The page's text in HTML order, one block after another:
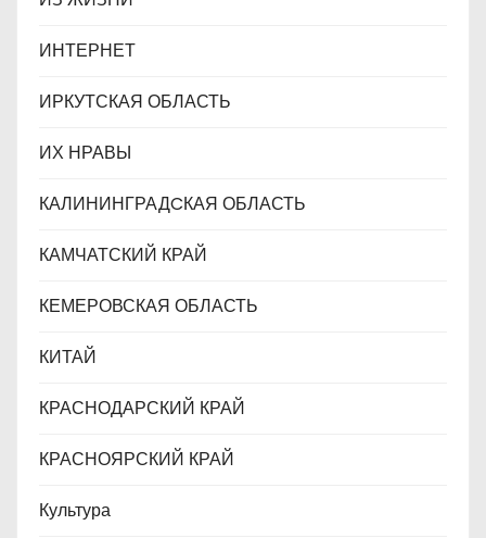
ИНТЕРНЕТ
ИРКУТСКАЯ ОБЛАСТЬ
ИХ НРАВЫ
КАЛИНИНГРАДCКАЯ ОБЛАСТЬ
КАМЧАТСКИЙ КРАЙ
КЕМЕРОВСКАЯ ОБЛАСТЬ
КИТАЙ
КРАСНОДАРСКИЙ КРАЙ
КРАСНОЯРСКИЙ КРАЙ
Культура